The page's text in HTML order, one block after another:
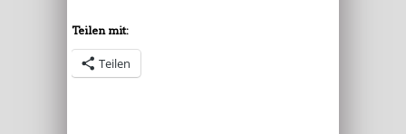
Teilen mit:
Teilen